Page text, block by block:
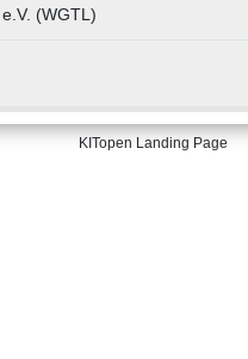
(WGTL)
KITopen Landing Page